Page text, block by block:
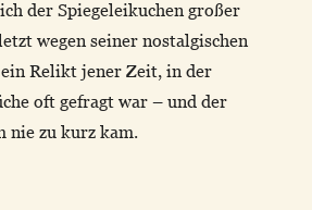
der Spiegeleikuchen großer
wegen seiner nostalgischen
Relikt jener Zeit, in der
oft gefragt war – und der
nie zu kurz kam.